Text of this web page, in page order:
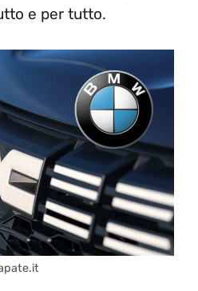
e per tutto.